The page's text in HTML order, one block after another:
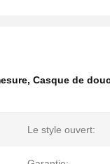
, Casque de
Le style ouvert: